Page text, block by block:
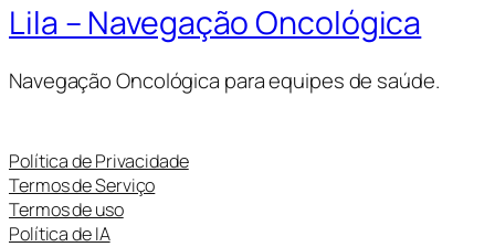
Lila – Navegação Oncológica
Navegação Oncológica para equipes de saúde.
Política de Privacidade
Termos de Serviço
Termos de uso
Política de IA